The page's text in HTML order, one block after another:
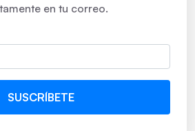
en tu correo.